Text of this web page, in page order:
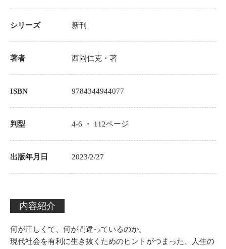
シリーズ 新刊
著者 西岡仁克 ・著
ISBN 9784344944077
判型 4-6 ・ 112ページ
出版年月日 2023/2/27
内容紹介
何が正しくて、何が間違っているのか。
現代社会を有利に生き抜くためのヒントがつまった、人生の